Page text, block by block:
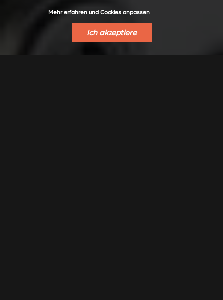
Mehr erfahren und Cookies anpassen
Ich akzeptiere